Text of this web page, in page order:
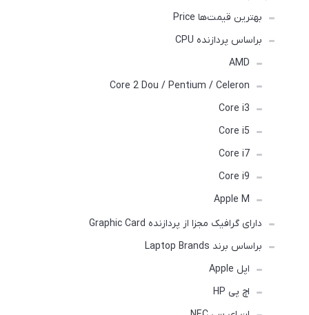
بهترین قیمت‌ها Price
براساس پردازنده CPU
AMD
Core 2 Dou / Pentium / Celeron
Core i3
Core i5
Core i7
Core i9
Apple M
دارای گرافیک مجزا از پردازنده Graphic Card
براساس برند Laptop Brands
اپل Apple
اچ پی HP